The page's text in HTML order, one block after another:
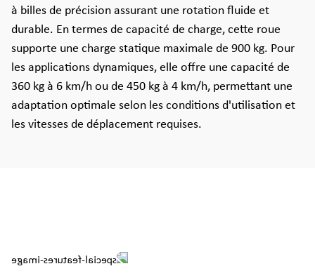
à billes de précision assurant une rotation fluide et
durable. En termes de capacité de charge, cette roue
supporte une charge statique maximale de 900 kg. Pour
les applications dynamiques, elle offre une capacité de
360 kg à 6 km/h ou de 450 kg à 4 km/h, permettant une
adaptation optimale selon les conditions d'utilisation et
les vitesses de déplacement requises.